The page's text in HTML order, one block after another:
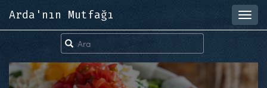
Arda'nın Mutfağı